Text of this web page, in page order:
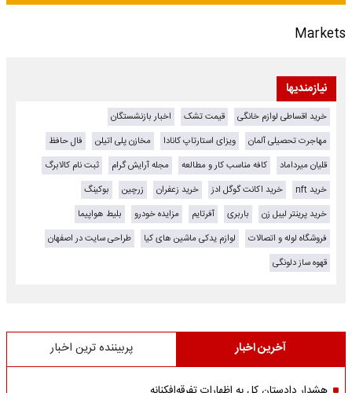
Markets
نیازمندیها
خرید اقساطی لوازم خانگی قیمت تشک
اخبار بازنشستگان
مهاجرت تحصیلی آلمان
ویزای استارتاپ کانادا مخازن پلی اتیلن
فال حافظ
قلیان میرداماد
کافه مناسب کار و مطالعه مجله آرایش گرام
ثبت نام کالابرگ
خرید nft
خرید اکانت گوگل ادز خرید زعفران زرچین
بوکینگ
خرید پرینتر لیبل زن
باربری آفرتایم مزایده خودرو
بلیط هواپیما
فروشگاه لوله و اتصالات
لوازم یدکی ماشین های کیا
طراحی سایت در اصفهان
قهوه ساز دلونگی
آخرین اخبار پربیننده ترین اخبار